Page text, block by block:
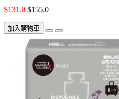
$131.0 $155.0
加入購物車